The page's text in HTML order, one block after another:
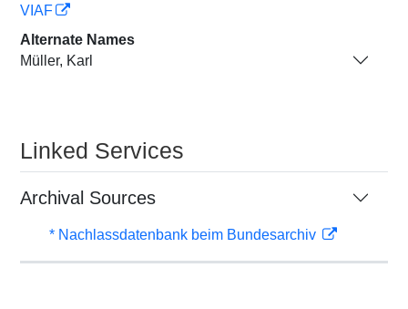
VIAF
Alternate Names
Müller, Karl
Linked Services
Archival Sources
* Nachlassdatenbank beim Bundesarchiv